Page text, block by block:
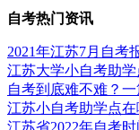
自考热门资讯
2021年江苏7月自考
江苏大学小自考助学
自考到底难不难？
江苏小自考助学点在